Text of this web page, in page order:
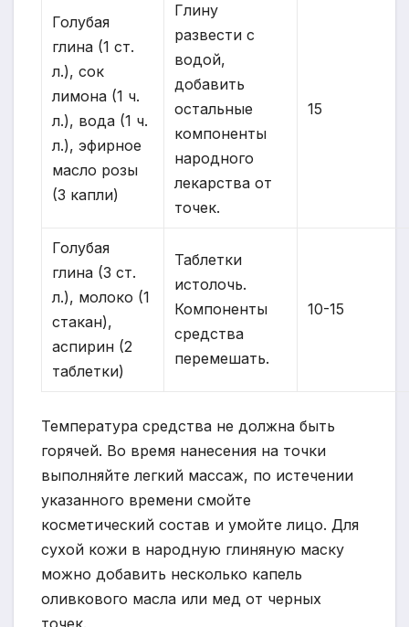
Голубая
глина (1 ст.
л.), сок
лимона (1 ч.
л.), вода (1 ч.
л.), эфирное
масло розы
(3 капли)
Глину
развести с
водой,
добавить
остальные
компоненты
народного
лекарства от
точек.
15
Голубая
глина (3 ст.
л.), молоко (1
стакан),
аспирин (2
таблетки)
Таблетки
истолочь.
Компоненты
средства
перемешать.
10-15
Температура средства не должна быть
горячей. Во время нанесения на точки
выполняйте легкий массаж, по истечении
указанного времени смойте
косметический состав и умойте лицо. Для
сухой кожи в народную глиняную маску
можно добавить несколько капель
оливкового масла или мед от черных